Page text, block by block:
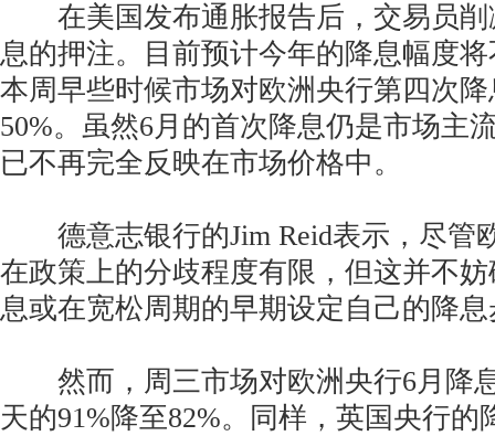
在美国发布通胀报告后，交易员削
息的押注。目前预计今年的降息幅度
本周早些时候市场对欧洲央行第四次
50%。虽然6月的首次降息仍是市场主
已不再完全反映在市场价格中。
德意志银行的Jim Reid表示，尽管
在政策上的分歧程度有限，但这并不
息或在宽松周期的早期设定自己的降
然而，周三市场对欧洲央行6月降
天的91%降至82%。同样，英国央行的